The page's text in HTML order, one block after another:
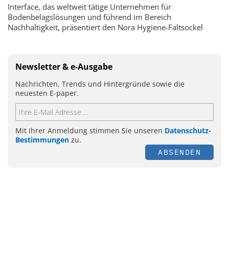
Interface, das weltweit tätige Unternehmen für
Bodenbelagslösungen und führend im Bereich
Nachhaltigkeit, präsentiert den Nora Hygiene-Faltsockel
Newsletter & e-Ausgabe
Nachrichten, Trends und Hintergründe sowie die
neuesten E-paper.
Mit Ihrer Anmeldung stimmen Sie unseren Datenschutz-
Bestimmungen zu.
ABSENDEN